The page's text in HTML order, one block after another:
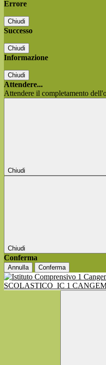
Errore
Chiudi
Successo
Chiudi
Informazione
Chiudi
Attendere...
Attendere il completamento
Chiudi
Chiudi
Conferma
Annulla Conferma
SCOLASTICO IC 1